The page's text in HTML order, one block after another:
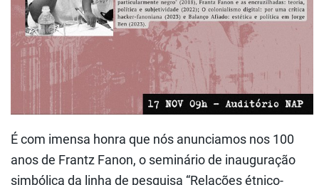
É com imensa honra que nós anunciamos nos 100
anos de Frantz Fanon, o seminário de inauguração
simbólica da linha de pesquisa “Relações étnico-